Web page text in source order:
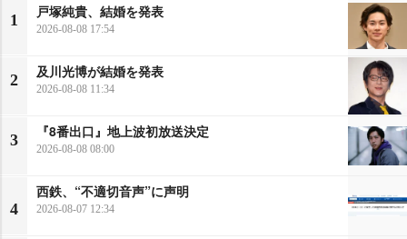
1
戸塚純貴、結婚を発表
2026-08-08 17:54
2
及川光博が結婚を発表
2026-08-08 11:34
3
『8番出口』地上波初放送決定
2026-08-08 08:00
4
西鉄、“不適切音声”に声明
2026-08-07 12:34